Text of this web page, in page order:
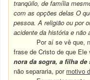
tranqüilo, de família
com as opções delas O
pessoa. A religião ou por
acidente da história e não
Por aí se vê que,
frase de Cristo de que
nora da sogra, a filha de
não separaria, por motivo